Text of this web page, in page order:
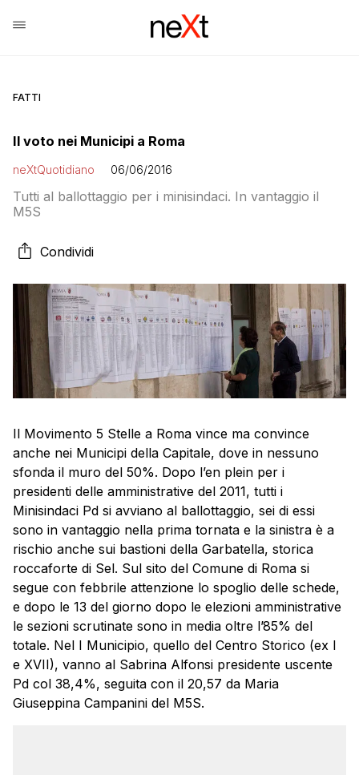
FATTI
Il voto nei Municipi a Roma
neXtQuotidiano 06/06/2016
Tutti al ballottaggio per i minisindaci. In vantaggio il
M5S
Condividi
Il Movimento 5 Stelle a Roma vince ma convince
anche nei Municipi della Capitale, dove in nessuno
sfonda il muro del 50%. Dopo l’en plein per i
presidenti delle amministrative del 2011, tutti i
Minisindaci Pd si avviano al ballottaggio, sei di essi
sono in vantaggio nella prima tornata e la sinistra è a
rischio anche sui bastioni della Garbatella, storica
roccaforte di Sel. Sul sito del Comune di Roma si
segue con febbrile attenzione lo spoglio delle schede,
e dopo le 13 del giorno dopo le elezioni amministrative
le sezioni scrutinate sono in media oltre l’85% del
totale. Nel I Municipio, quello del Centro Storico (ex I
e XVII), vanno al Sabrina Alfonsi presidente uscente
Pd col 38,4%, seguita con il 20,57 da Maria
Giuseppina Campanini del M5S.